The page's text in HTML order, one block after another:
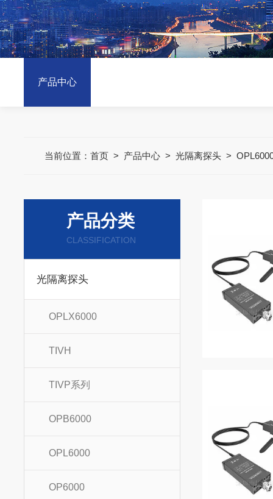
产品中心
当前位置： 首页 > 产品中心 > 光隔离探头 >
产品分类
CLASSIFICATION
光隔离探头
OPLX6000
TIVH
TIVP系列
OPB6000
OPL6000
OP6000